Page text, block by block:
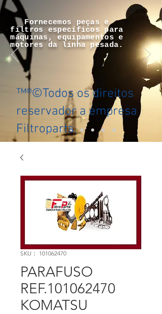
Fornecemos peças e
filtros específicos para
máquinas, equipamentos e
motores da linha pesada.
™®©Todos os direitos
reservador a empresa
Filtroparts.
SKU： 101062470
PARAFUSO
REF.101062470
KOMATSU